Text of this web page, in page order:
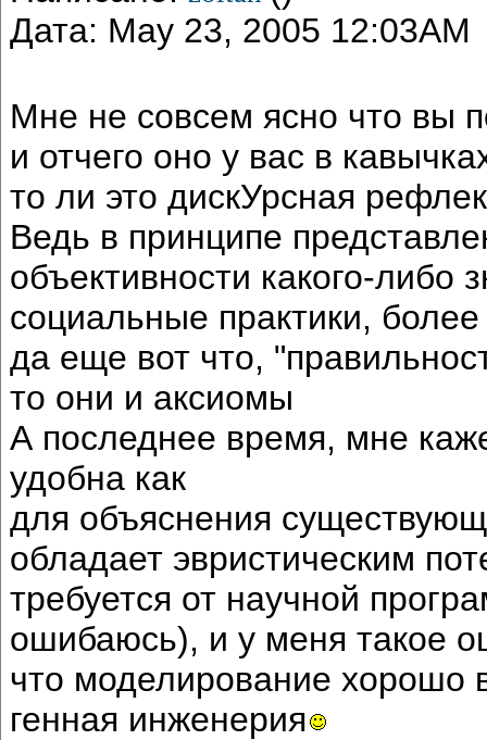
Дата: May 23, 2005 12:03AM
Мне не совсем ясно что вы
и отчего оно у вас в
то ли это дискУрсная
Ведь в принципе
объективности какого-либо
социальные практики,
да еще вот что,
то они и аксиомы
А последнее время, мне
удобна как
для объяснения
обладает эвристическим
требуется от научной
ошибаюсь), и у меня такое
что моделирование хорошо
генная инженерия